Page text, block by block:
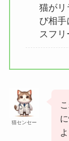
猫がリ
び相手
スフリ
猫センセー